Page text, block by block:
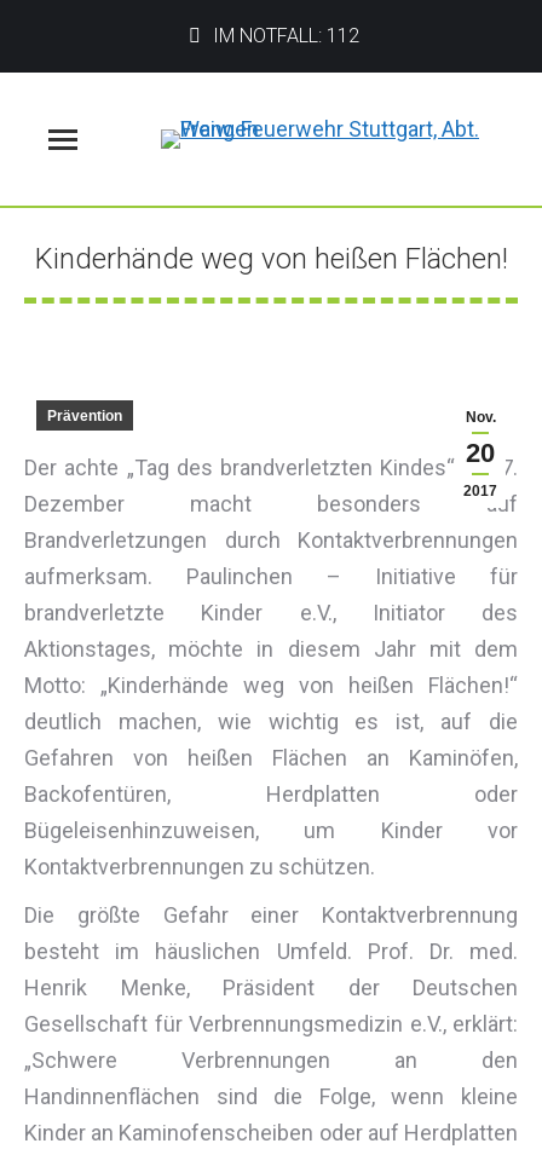
IM NOTFALL: 112
Kinderhände weg von heißen Flächen!
Sie befinden sich hier:
Nov.
20
2017
Prävention
Der achte „Tag des brandverletzten Kindes“ am 7.
Dezember macht besonders auf
Brandverletzungen durch Kontaktverbrennungen
aufmerksam. Paulinchen – Initiative für
brandverletzte Kinder e.V., Initiator des
Aktionstages, möchte in diesem Jahr mit dem
Motto: „Kinderhände weg von heißen Flächen!“
deutlich machen, wie wichtig es ist, auf die
Gefahren von heißen Flächen an Kaminöfen,
Backofentüren, Herdplatten oder
Bügeleisenhinzuweisen, um Kinder vor
Kontaktverbrennungen zu schützen.
Die größte Gefahr einer Kontaktverbrennung
besteht im häuslichen Umfeld. Prof. Dr. med.
Henrik Menke, Präsident der Deutschen
Gesellschaft für Verbrennungsmedizin e.V., erklärt:
„Schwere Verbrennungen an den
Handinnenflächen sind die Folge, wenn kleine
Kinder an Kaminofenscheiben oder auf Herdplatten